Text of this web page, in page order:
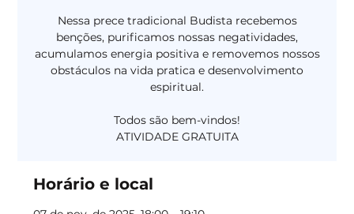
Nessa prece tradicional Budista recebemos
benções, purificamos nossas negatividades,
acumulamos energia positiva e removemos nossos
obstáculos na vida pratica e desenvolvimento
espiritual.
Todos são bem-vindos!
ATIVIDADE GRATUITA
Horário e local